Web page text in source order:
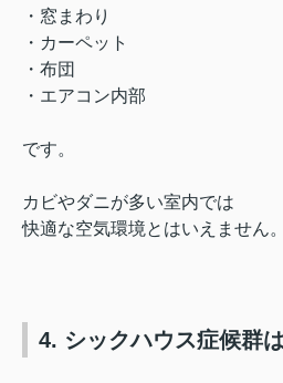
・窓まわり
・カーペット
・布団
・エアコン内部
です。
カビやダニが多い室内では
快適な空気環境とはいえません。
4. シックハウス症候群